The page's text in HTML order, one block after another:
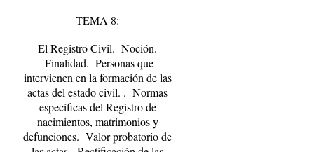
TEMA 8:
El Registro Civil. Noción.
Finalidad. Personas que
intervienen en la formación de las
actas del estado civil. . Normas
específicas del Registro de
nacimientos, matrimonios y
defunciones. Valor probatorio de